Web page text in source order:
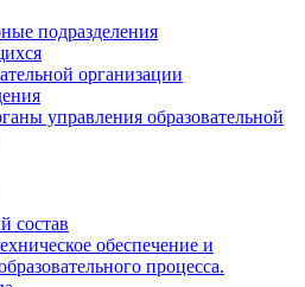
подразделения
организации
управления образовательной
состав
обеспечение и
процесса.